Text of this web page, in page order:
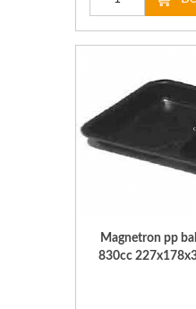
Magnetron pp
830cc